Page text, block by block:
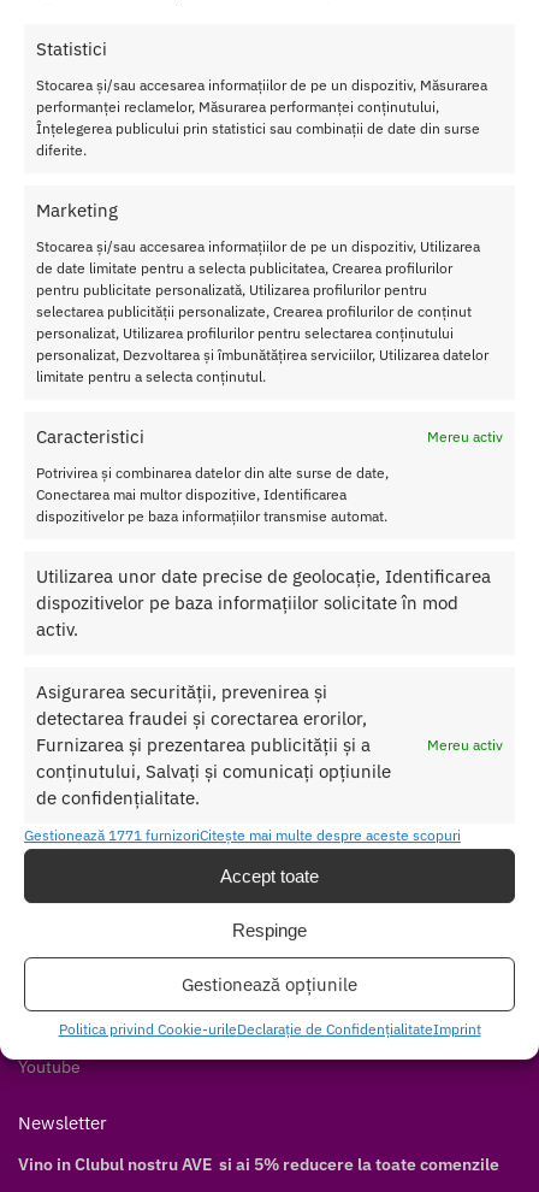
Statistici
Stocarea și/sau accesarea informațiilor de pe un dispozitiv, Măsurarea
performanței reclamelor, Măsurarea performanței conținutului,
Înțelegerea publicului prin statistici sau combinații de date din surse
diferite.
Marketing
Stocarea și/sau accesarea informațiilor de pe un dispozitiv, Utilizarea
de date limitate pentru a selecta publicitatea, Crearea profilurilor
pentru publicitate personalizată, Utilizarea profilurilor pentru
selectarea publicității personalizate, Crearea profilurilor de conținut
personalizat, Utilizarea profilurilor pentru selectarea conținutului
personalizat, Dezvoltarea și îmbunătățirea serviciilor, Utilizarea datelor
limitate pentru a selecta conținutul.
Caracteristici
Mereu activ
Potrivirea și combinarea datelor din alte surse de date,
Conectarea mai multor dispozitive, Identificarea
dispozitivelor pe baza informațiilor transmise automat.
Utilizarea unor date precise de geolocație, Identificarea
dispozitivelor pe baza informațiilor solicitate în mod
activ.
Asigurarea securității, prevenirea și
detectarea fraudei și corectarea erorilor,
Furnizarea și prezentarea publicității și a
conținutului, Salvați și comunicați opțiunile
de confidențialitate.
Mereu activ
Gestionează 1771 furnizoriCitește mai multe despre aceste scopuri
Accept toate
Respinge
Gestionează opțiunile
Politica privind Cookie-urileDeclarație de ConfidențialitateImprint
Afișez singurul rezultat
Retur Gratis in 21 zile
Toate comenzile pot fi returnate in 14 zile conform termenilor.
Sex Shop Romania
Comanda online de oriunde ai fi si primesti comanda a 2-a zi.
Discretie Maxima
Toate produsele sunt livrate prompt si discret in toata tara
Despre Noi
Termeni si Conditii
Protectia Consumatorului
Contul meu
Cum cumpăr
Livrare discretă
Modalități de plată
Modalități de livrare
Follow
Instagram
Pinterest
Youtube
Newsletter
Vino in Clubul nostru AVE si ai 5% reducere la toate comenzile